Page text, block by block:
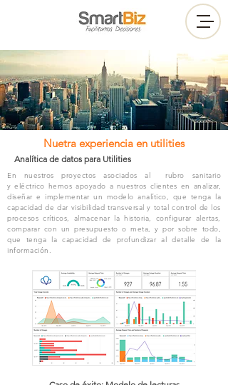
Nuetra experiencia en utilities
Analítica de datos para Utilities
En nuestros proyectos asociados al rubro sanitario
y eléctrico hemos apoyado a nuestros clientes en analizar,
diseñar e implementar un modelo analítico, que tenga la
capacidad de dar visibilidad transversal y total control de los
procesos críticos, almacenar la historia, configurar alertas,
comparar con un presupuesto o meta, y por sobre todo,
que tenga la capacidad de profundizar al detalle de la
información.